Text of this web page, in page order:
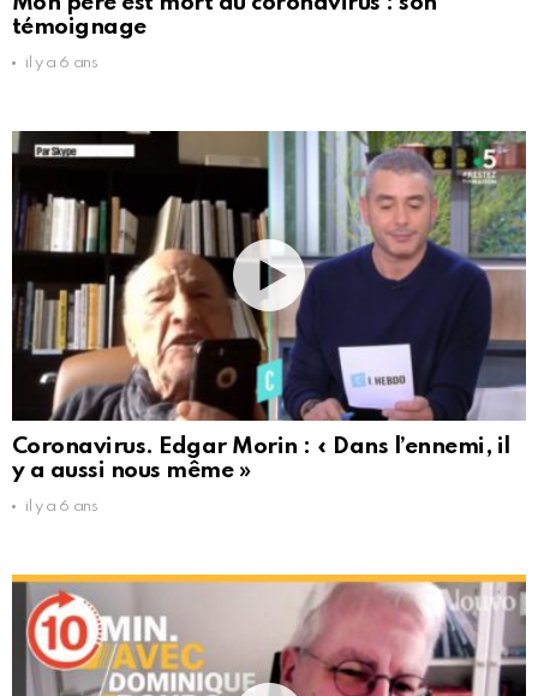
témoignage
il y a 6 ans
Coronavirus. Edgar Morin : « Dans l’ennemi, il
y a aussi nous même »
il y a 6 ans